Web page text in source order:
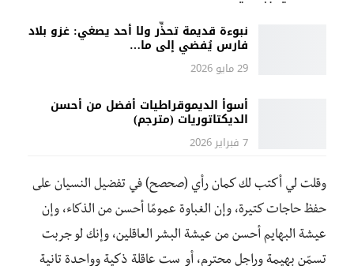
نبوءة قديمة تحذِّر ولا أحد يصغي: غزو بلاد
فارس يُفضي إلى ما…
29 مايو 2026
أسوأ الديموقراطيات أفضل من أحسن
الديكتاتوريات (مترجم)
7 فبراير 2026
وقلت لي أكتب لك كمان رأي (صحصح) في تفضيل النسيان على
حفظ حاجات كتيرة، وإن الغباوة عمومًا أحسن من الذكاء، وإن
عيشة البهايم أحسن من عيشة البشر العاقلين، وإنك لو جربت
تسمّن بهيمة وراجل محترم، أو ست عاقلة ذكية وواحدة تانية